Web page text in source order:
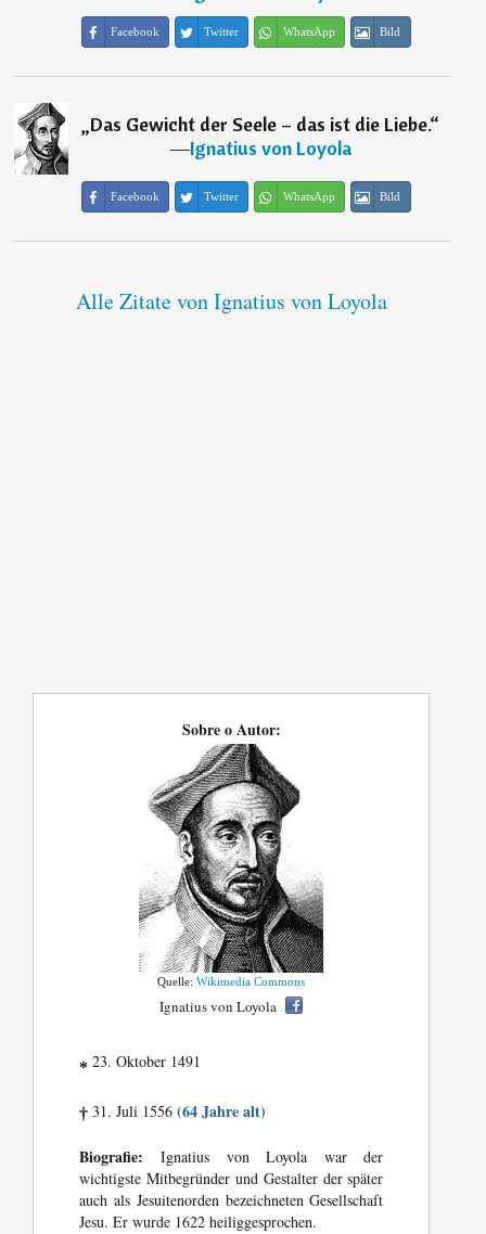
Facebook Twitter WhatsApp Bild
„Das Gewicht der Seele – das ist die Liebe.“
―Ignatius von Loyola
Facebook Twitter WhatsApp Bild
Alle Zitate von Ignatius von Loyola
Sobre o Autor:
Quelle:Wikimedia Commons
Ignatius von Loyola
* 23. Oktober 1491
† 31. Juli 1556(64 Jahre alt)
Biografie: Ignatius von Loyola war der
wichtigste Mitbegründer und Gestalter der später
auch als Jesuitenorden bezeichneten Gesellschaft
Jesu. Er wurde 1622 heiliggesprochen.